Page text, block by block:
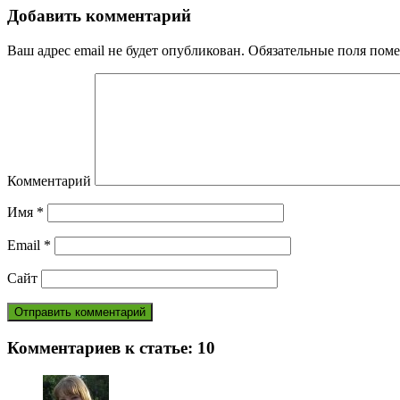
Добавить комментарий
Ваш адрес email не будет опубликован. Обязательные поля
Комментарий
Имя *
Email *
Сайт
Комментариев к статье: 10